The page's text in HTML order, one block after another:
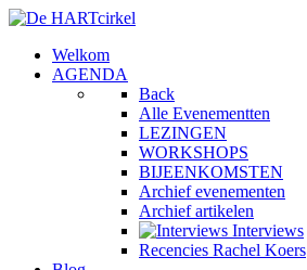
Welkom
AGENDA
Back
Alle Evenementten
LEZINGEN
WORKSHOPS
BIJEENKOMSTEN
Archief evenementen
Archief artikelen
Interviews
Recencies Rachel Koers